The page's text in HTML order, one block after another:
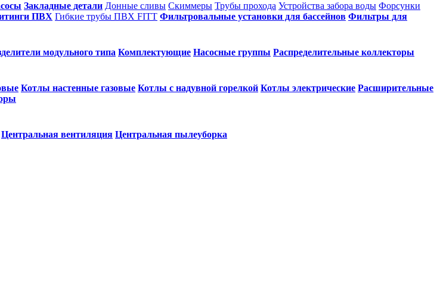
Закладные детали Донные сливы Скиммеры Трубы прохода Устройства забора воды Форсунки
ПВХ Гибкие трубы ПВХ FITT Фильтровальные установки для бассейнов Фильтры для
модульного типа Комплектующие Насосные группы Распределительные коллекторы
Котлы настенные газовые Котлы с надувной горелкой Котлы электрические Расширительные
Центральная вентиляция Центральная пылеуборка